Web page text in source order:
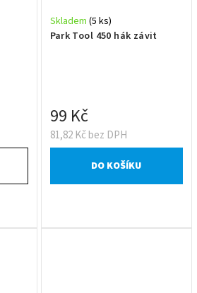
Park Tool 450 hák závit
Skladem (5 ks)
81,82 Kč bez DPH
99 Kč
DO KOŠÍKU